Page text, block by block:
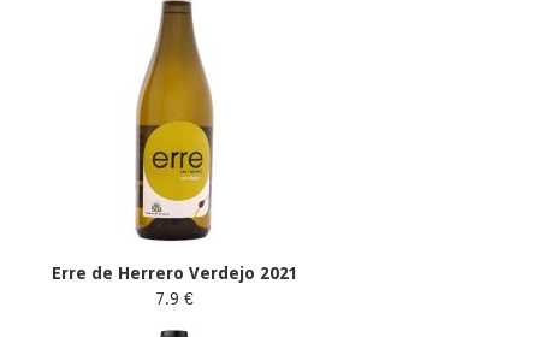
Erre de Herrero Verdejo 2021
7.9 €